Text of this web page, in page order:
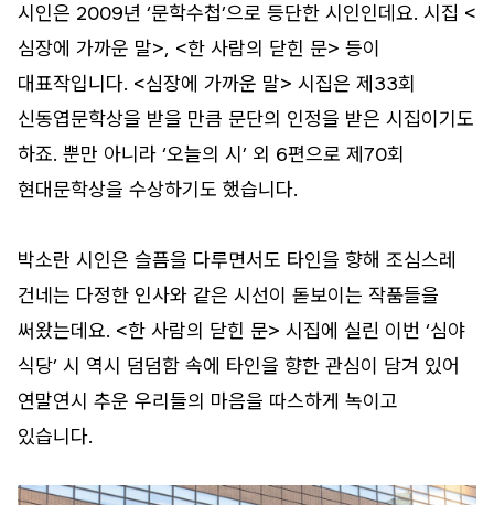
시인은 2009년 ‘문학수첩’으로 등단한 시인인데요. 시집 <
심장에 가까운 말>, <한 사람의 닫힌 문> 등이
대표작입니다. <심장에 가까운 말> 시집은 제33회
신동엽문학상을 받을 만큼 문단의 인정을 받은 시집이기도
하죠. 뿐만 아니라 ‘오늘의 시’ 외 6편으로 제70회
현대문학상을 수상하기도 했습니다.
박소란 시인은 슬픔을 다루면서도 타인을 향해 조심스레
건네는 다정한 인사와 같은 시선이 돋보이는 작품들을
써왔는데요. <한 사람의 닫힌 문> 시집에 실린 이번 ‘심야
식당’ 시 역시 덤덤함 속에 타인을 향한 관심이 담겨 있어
연말연시 추운 우리들의 마음을 따스하게 녹이고
있습니다.